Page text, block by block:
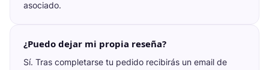
asociado.
¿Puedo dejar mi propia reseña?
Sí. Tras completarse tu pedido recibirás un email de